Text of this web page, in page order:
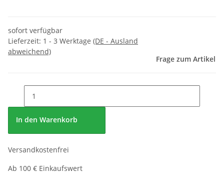
sofort verfügbar
Lieferzeit: 1 - 3 Werktage (DE - Ausland
abweichend)
Frage zum Artikel
In den Warenkorb
Versandkostenfrei
Ab 100 € Einkaufswert